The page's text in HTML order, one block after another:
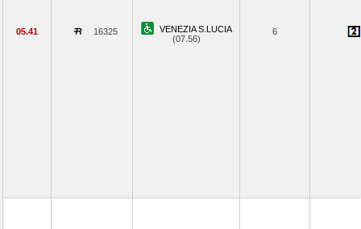
05.41 16325
VENEZIA S.LUCIA
(07.56)
6